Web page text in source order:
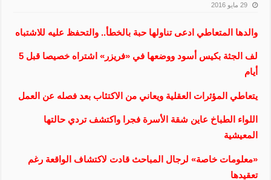
29 مايو 2016
والدها المتعاطي ادعى تناولها حبة بالخطأ.. والتحفظ عليه للاشتباه
لف الجثة بكيس أسود ووضعها في «فريزر» اشتراه خصيصا قبل 5
أيام
يتعاطي المؤثرات العقلية ويعاني من الاكتئاب بعد فصله عن العمل
اللواء الطباخ عاين شقة الأسرة فجرا واكتشف تردي حالتها
المعيشية
«معلومات خاصة» لرجال المباحث قادت لاكتشاف الواقعة رغم
تعقيدها